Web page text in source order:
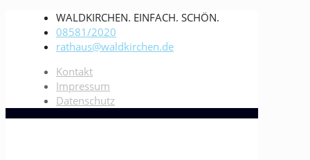
WALDKIRCHEN. EINFACH. SCHÖN.
08581/2020
rathaus@waldkirchen.de
Kontakt
Impressum
Datenschutz